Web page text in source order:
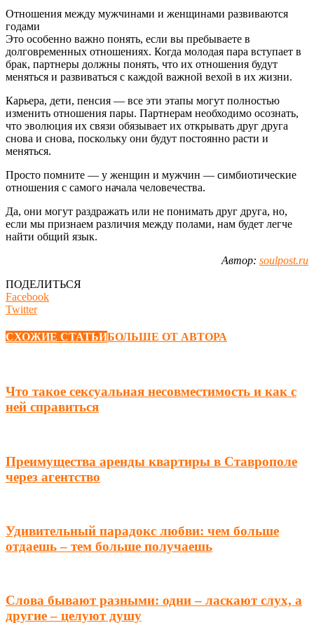
Отношения между мужчинами и женщинами развиваются
годами
Это особенно важно понять, если вы пребываете в
долговременных отношениях. Когда молодая пара вступает в
брак, партнеры должны понять, что их отношения будут
меняться и развиваться с каждой важной вехой в их жизни.
Карьера, дети, пенсия — все эти этапы могут полностью
изменить отношения пары. Партнерам необходимо осознать,
что эволюция их связи обязывает их открывать друг друга
снова и снова, поскольку они будут постоянно расти и
меняться.
Просто помните — у женщин и мужчин — симбиотические
отношения с самого начала человечества.
Да, они могут раздражать или не понимать друг друга, но,
если мы признаем различия между полами, нам будет легче
найти общий язык.
Автор: soulpost.ru
ПОДЕЛИТЬСЯ
Facebook
Twitter
СХОЖИЕ СТАТЬИБОЛЬШЕ ОТ АВТОРА
Что такое сексуальная несовместимость и как с
ней справиться
Преимущества аренды квартиры в Ставрополе
через агентство
Удивительный парадокс любви: чем больше
отдаешь – тем больше получаешь
Слова бывают разными: одни – ласкают слух, а
другие – целуют душу